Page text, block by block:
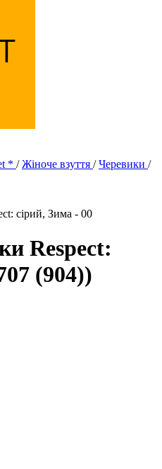
* / Жіноче взуття / Черевики /
Respect:
(904))